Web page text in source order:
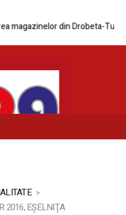
din Drobeta-Turnu
2016, EŞELNIŢA